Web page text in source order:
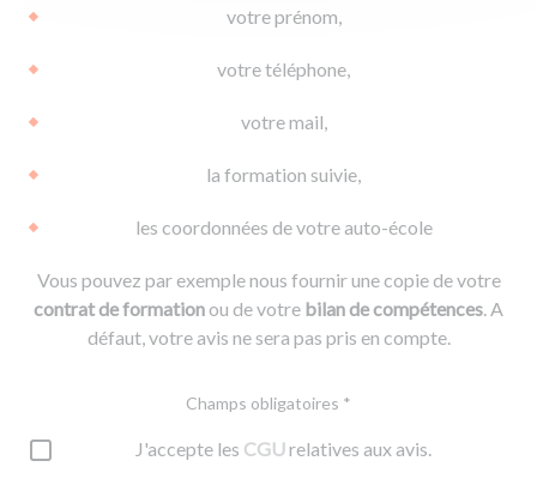
votre prénom,
votre téléphone,
votre mail,
la formation suivie,
les coordonnées de votre auto-école
Vous pouvez par exemple nous fournir une copie de votre
contrat de formationou de votre bilan de compétences. A
défaut, votre avis ne sera pas pris en compte.
Champs obligatoires *
J'accepte les CGUrelatives aux avis.